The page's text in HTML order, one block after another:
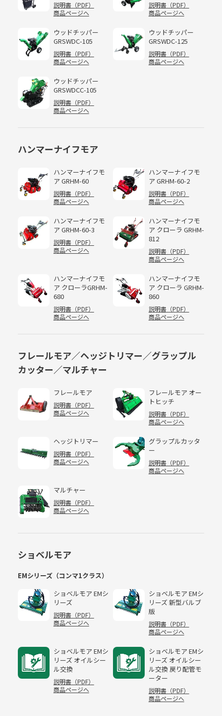
説明書（PDF）
商品ページへ
説明書（PDF）
商品ページへ
ウッドチッパー
GRSWDC-105
説明書（PDF）
商品ページへ
ウッドチッパー
GRSWDC-125
説明書（PDF）
商品ページへ
ウッドチッパー
GRSWDCC-105
説明書（PDF）
商品ページへ
ハンマーナイフモア
ハンマーナイフモ
ア GRHM-60
説明書（PDF）
商品ページへ
ハンマーナイフモ
ア GRHM-60-2
説明書（PDF）
商品ページへ
ハンマーナイフモ
ア GRHM-60-3
説明書（PDF）
商品ページへ
ハンマーナイフモ
ア クローラ GRHM-
812
説明書（PDF）
商品ページへ
ハンマーナイフモ
ア クローラGRHM-
680
説明書（PDF）
商品ページへ
ハンマーナイフモ
ア クローラ GRHM-
860
説明書（PDF）
商品ページへ
フレールモア／ヘッジトリマー／グラップル
カッター／マルチャー
フレールモア
説明書（PDF）
商品ページへ
フレールモア オー
トヒッチ
説明書（PDF）
商品ページへ
ヘッジトリマー
説明書（PDF）
商品ページへ
グラップルカッタ
ー
説明書（PDF）
商品ページへ
マルチャー
説明書（PDF）
商品ページへ
ショベルモア
EMシリーズ（コンマ1クラス）
ショベルモア EMシ
リーズ
説明書（PDF）
商品ページへ
ショベルモア EMシ
リーズ 新型バルブ
版
説明書（PDF）
商品ページへ
ショベルモア EMシ
リーズ オイルシー
ル交換
説明書（PDF）
商品ページへ
ショベルモア EMシ
リーズ オイルシー
ル交換 戻り配管モ
ーター
説明書（PDF）
商品ページへ